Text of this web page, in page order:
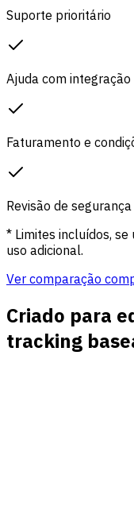
Suporte prioritário
Ajuda com integração
Faturamento e
Revisão de segurança
* Limites incluídos,
uso adicional.
Ver comparação
Criado para
tracking
Contexto de